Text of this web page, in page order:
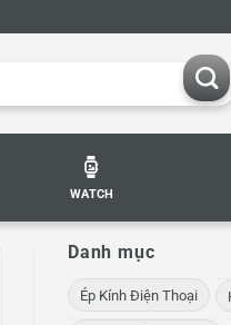
WATCH
Danh mục
Ép Kính Điện Thoại